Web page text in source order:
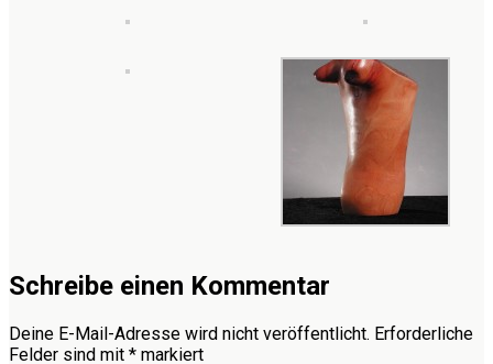
Schreibe einen Kommentar
Deine E-Mail-Adresse wird nicht veröffentlicht. Erforderliche
Felder sind mit * markiert